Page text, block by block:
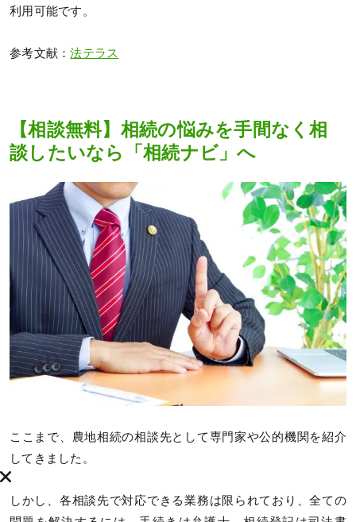
利用可能です。
参考文献：法テラス
【相談無料】相続の悩みを手間なく相
談したいなら「相続ナビ」へ
ここまで、農地相続の相談先として専門家や公的機関を紹介
してきました。
しかし、各相談先で対応できる業務は限られており、全ての